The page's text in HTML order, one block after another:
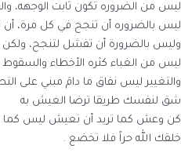
ليس من الضروره تكون ثابت
ليس بالضروره أن تنجح في كل مرة،
وليس بالضرورة أن تفشل لتنجح، ولكن
ليس من الغباء كثره الأخطاء
والتغيير ليس نفاق ما دامَ مبني على
شق لنفسك طريقا ترضا العيش به
كن وعش كما تريد أن تعيش ليس كما
خلقك الله حراً فلا تخضع .